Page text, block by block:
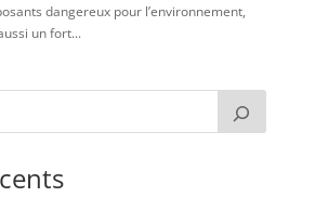
dangereux pour l’environnement,
un fort...